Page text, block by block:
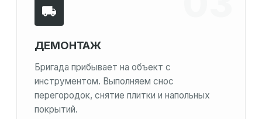
ДЕМОНТАЖ
Бригада прибывает на объект с
инструментом. Выполняем снос
перегородок, снятие плитки и напольных
покрытий.